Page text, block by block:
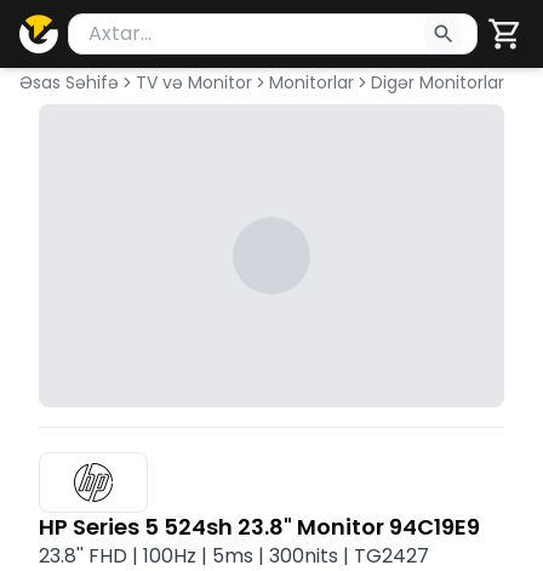
Məhsul axtar
Axtarış üçün ən azı 2 simvol yazın. Göndərmək
Əsas Səhifə TV və Monitor Monitorlar Digər Monitorlar
HP Series 5 524sh 23.8" Monitor 94C19E9
23.8'' FHD | 100Hz | 5ms | 300nits | TG2427